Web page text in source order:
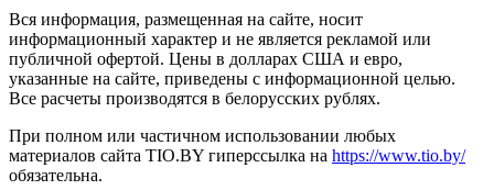
Вся информация, размещенная на сайте, носит
информационный характер и не является рекламой или
публичной офертой. Цены в долларах США и евро,
указанные на сайте, приведены с информационной целью.
Все расчеты производятся в белорусских рублях.
При полном или частичном использовании любых
материалов сайта TIO.BY гиперссылка на https://www.tio.by/
обязательна.